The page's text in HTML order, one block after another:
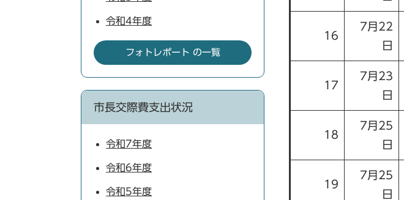
16
7月22
日
17
7月23
日
18
7月25
日
19
7月25
日
令和4年度
フォトレポート の一覧
市長交際費支出状況
令和7年度
令和6年度
令和5年度